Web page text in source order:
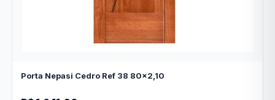
Porta Nepasi Cedro Ref 38 80x2,10